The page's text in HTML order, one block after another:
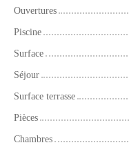
Ouvertures
Piscine
Surface
Séjour
Surface terrasse
Pièces
Chambres